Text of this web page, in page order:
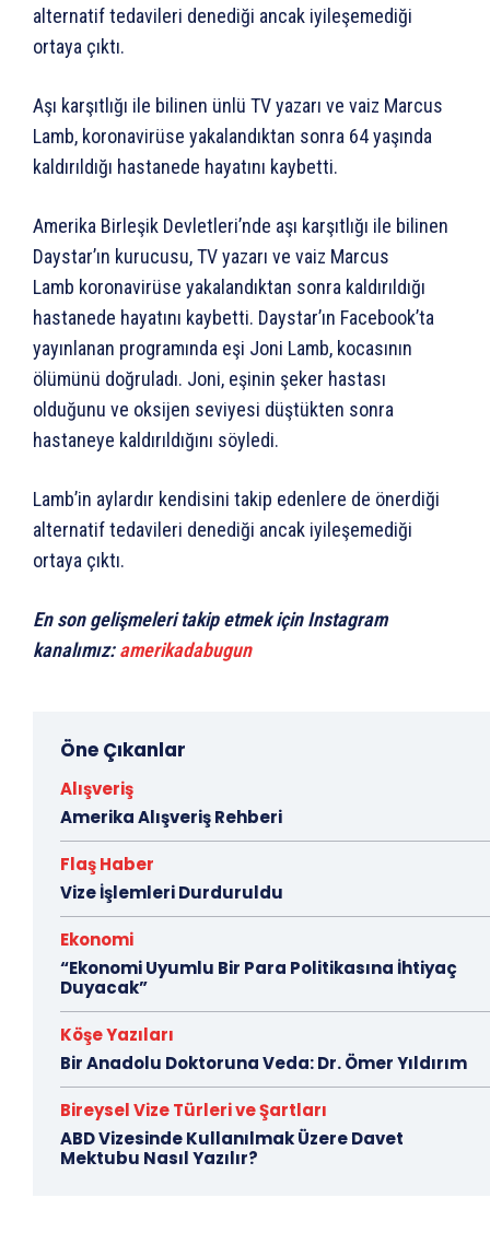
alternatif tedavileri denediği ancak iyileşemediği
ortaya çıktı.
Aşı karşıtlığı ile bilinen ünlü TV yazarı ve vaiz Marcus
Lamb, koronavirüse yakalandıktan sonra 64 yaşında
kaldırıldığı hastanede hayatını kaybetti.
Amerika Birleşik Devletleri’nde aşı karşıtlığı ile bilinen
Daystar’ın kurucusu, TV yazarı ve vaiz Marcus
Lamb koronavirüse yakalandıktan sonra kaldırıldığı
hastanede hayatını kaybetti. Daystar’ın Facebook’ta
yayınlanan programında eşi Joni Lamb, kocasının
ölümünü doğruladı. Joni, eşinin şeker hastası
olduğunu ve oksijen seviyesi düştükten sonra
hastaneye kaldırıldığını söyledi.
Lamb’in aylardır kendisini takip edenlere de önerdiği
alternatif tedavileri denediği ancak iyileşemediği
ortaya çıktı.
En son gelişmeleri takip etmek için Instagram
kanalımız:amerikadabugun
Öne Çıkanlar
Alışveriş
Amerika Alışveriş Rehberi
Flaş Haber
Vize İşlemleri Durduruldu
Ekonomi
“Ekonomi Uyumlu Bir Para Politikasına İhtiyaç
Duyacak”
Köşe Yazıları
Bir Anadolu Doktoruna Veda: Dr. Ömer Yıldırım
Bireysel Vize Türleri ve Şartları
ABD Vizesinde Kullanılmak Üzere Davet
Mektubu Nasıl Yazılır?